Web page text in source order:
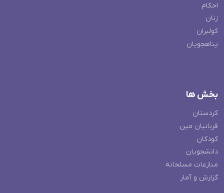
احکام
زنان
کولبران
پناهجویان
بخش ها
کردستان
قربانیان مین
کودکان
دانشجویان
منازعات مسلحانه
گزارش و آمار